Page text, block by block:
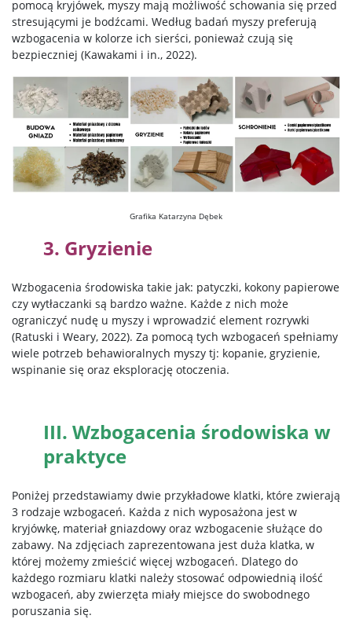
pomocą kryjówek, myszy mają możliwość schowania się przed
stresującymi je bodźcami. Według badań myszy preferują
wzbogacenia w kolorze ich sierści, ponieważ czują się
bezpieczniej (Kawakami i in., 2022).
Grafika Katarzyna Dębek
3. Gryzienie
Wzbogacenia środowiska takie jak: patyczki, kokony papierowe
czy wytłaczanki są bardzo ważne. Każde z nich może
ograniczyć nudę u myszy i wprowadzić element rozrywki
(Ratuski i Weary, 2022). Za pomocą tych wzbogaceń spełniamy
wiele potrzeb behawioralnych myszy tj: kopanie, gryzienie,
wspinanie się oraz eksplorację otoczenia.
III. Wzbogacenia środowiska w
praktyce
Poniżej przedstawiamy dwie przykładowe klatki, które zwierają
3 rodzaje wzbogaceń. Każda z nich wyposażona jest w
kryjówkę, materiał gniazdowy oraz wzbogacenie służące do
zabawy. Na zdjęciach zaprezentowana jest duża klatka, w
której możemy zmieścić więcej wzbogaceń. Dlatego do
każdego rozmiaru klatki należy stosować odpowiednią ilość
wzbogaceń, aby zwierzęta miały miejsce do swobodnego
poruszania się.